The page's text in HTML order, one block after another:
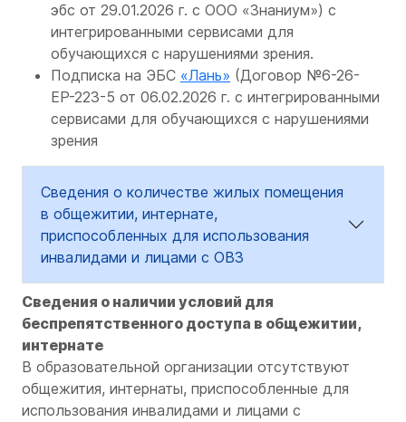
эбс от 29.01.2026 г. с ООО «Знаниум») с
интегрированными сервисами для
обучающихся с нарушениями зрения.
Подписка на ЭБС «Лань» (Договор №6-26-
ЕР-223-5 от 06.02.2026 г. с интегрированными
сервисами для обучающихся с нарушениями
зрения
Сведения о количестве жилых помещения
в общежитии, интернате,
приспособленных для использования
инвалидами и лицами с ОВЗ
Сведения о наличии условий для
беспрепятственного доступа в общежитии,
интернате
В образовательной организации отсутствуют
общежития, интернаты, приспособленные для
использования инвалидами и лицами с